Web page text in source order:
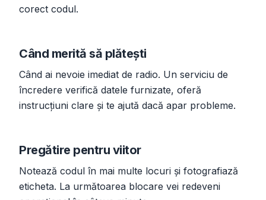
corect codul.
Când merită să plătești
Când ai nevoie imediat de radio. Un serviciu de
încredere verifică datele furnizate, oferă
instrucțiuni clare și te ajută dacă apar probleme.
Pregătire pentru viitor
Notează codul în mai multe locuri și fotografiază
eticheta. La următoarea blocare vei redeveni